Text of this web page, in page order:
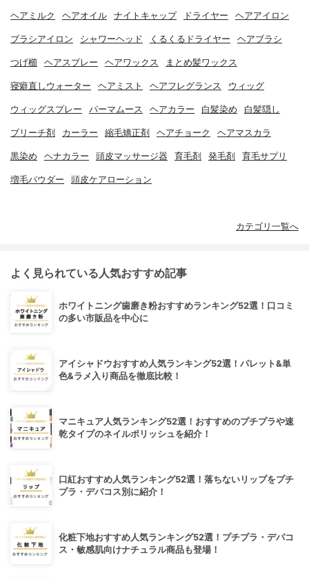
ヘアミルク ヘアオイル ナイトキャップ ドライヤー ヘアアイロン
ブラシアイロン シャワーヘッド くるくるドライヤー ヘアブラシ
つげ櫛 ヘアスプレー ヘアワックス まとめ髪ワックス
寝癖直しウォーター ヘアミスト ヘアフレグランス ウィッグ
ウィッグスプレー パーマムース ヘアカラー 白髪染め 白髪隠し
ブリーチ剤 カーラー 縮毛矯正剤 ヘアチョーク ヘアマスカラ
黒染め ヘナカラー 頭皮マッサージ器 育毛剤 発毛剤 育毛サプリ
増毛パウダー 頭皮ケアローション
カテゴリ一覧へ
よく見られている人気おすすめ記事
ホワイトニング歯磨き粉おすすめランキング52選！口コミ
の多い市販品を中心に
アイシャドウおすすめ人気ランキング52選！パレット&単
色&ラメ入り商品を徹底比較！
マニキュア人気ランキング52選！おすすめのプチプラや速
乾タイプのネイルポリッシュを紹介！
口紅おすすめ人気ランキング52選！落ちないリップをプチ
プラ・デパコス別に紹介！
化粧下地おすすめ人気ランキング52選！プチプラ・デパコ
ス・敏感肌向けナチュラル商品も登場！